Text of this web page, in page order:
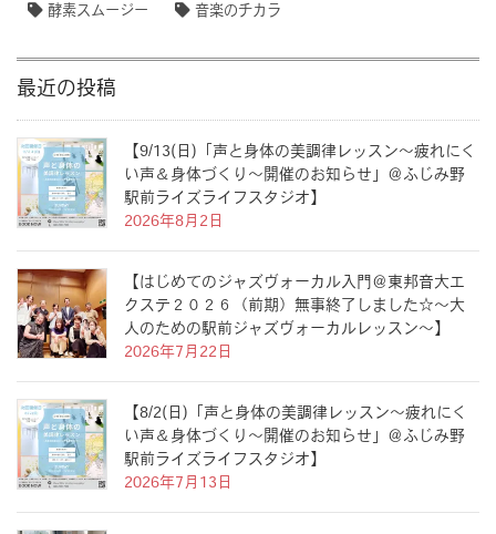
酵素スムージー 音楽のチカラ
最近の投稿
【9/13(日)「声と身体の美調律レッスン〜疲れにく
い声＆身体づくり〜開催のお知らせ」＠ふじみ野
駅前ライズライフスタジオ】
2026年8月2日
【はじめてのジャズヴォーカル入門＠東邦音大エ
クステ２０２６（前期）無事終了しました☆〜大
人のための駅前ジャズヴォーカルレッスン〜】
2026年7月22日
【8/2(日)「声と身体の美調律レッスン〜疲れにく
い声＆身体づくり〜開催のお知らせ」＠ふじみ野
駅前ライズライフスタジオ】
2026年7月13日